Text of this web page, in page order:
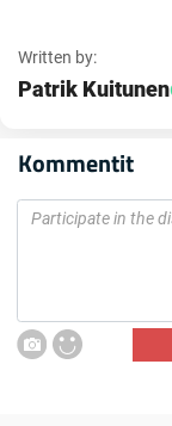
Written by:
Patrik Kuitunen
Kommentit